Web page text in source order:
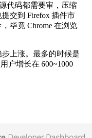
代码都需要审，压缩
交到 Firefox 插件市
毕竟 Chrome 在浏览
上涨。最多的时候是
户增长在 600~1000